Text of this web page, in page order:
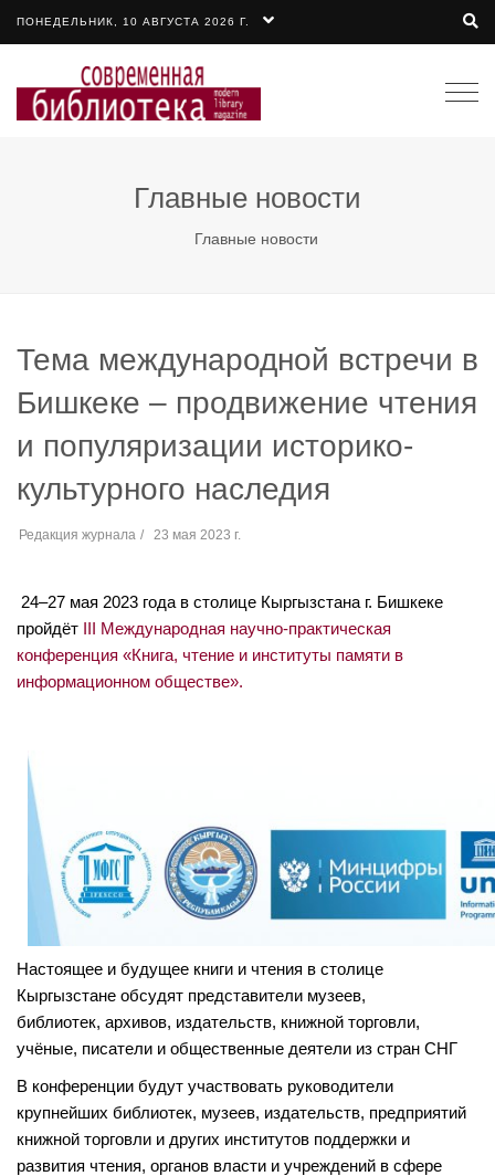
ПОНЕДЕЛЬНИК, 10 АВГУСТА 2026 Г.
Главные новости
Главные новости
Тема международной встречи в
Бишкеке – продвижение чтения
и популяризации историко-
культурного наследия
Редакция журнала 23 мая 2023 г.
24–27 мая 2023 года в столице Кыргызстана г. Бишкеке
пройдёт
III Международная научно-практическая
конференция «Книга, чтение и институты памяти в
информационном обществе».
Настоящее и будущее книги и чтения в столице
Кыргызстане обсудят представители музеев,
библиотек, архивов, издательств, книжной торговли,
учёные, писатели и общественные деятели из стран СНГ
В конференции будут участвовать руководители
крупнейших библиотек, музеев, издательств, предприятий
книжной торговли и других институтов поддержки и
развития чтения, органов власти и учреждений в сфере